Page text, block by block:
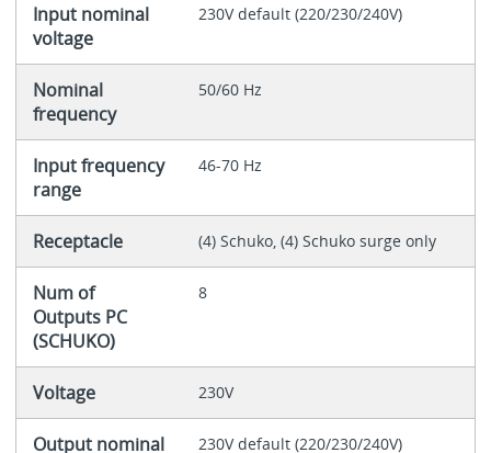
Input nominal
voltage
230V default (220/230/240V)
Nominal
frequency
50/60 Hz
Input frequency
range
46-70 Hz
Receptacle (4) Schuko, (4) Schuko surge only
Num of
Outputs PC
(SCHUKO)
8
Voltage 230V
Output nominal 230V default (220/230/240V)